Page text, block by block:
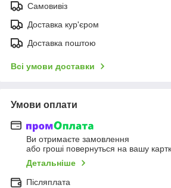
Самовивіз
Доставка кур'єром
Доставка поштою
Всі умови доставки
Умови оплати
Ви отримаєте замовлення
або гроші повернуться на вашу
Детальніше
Післяплата